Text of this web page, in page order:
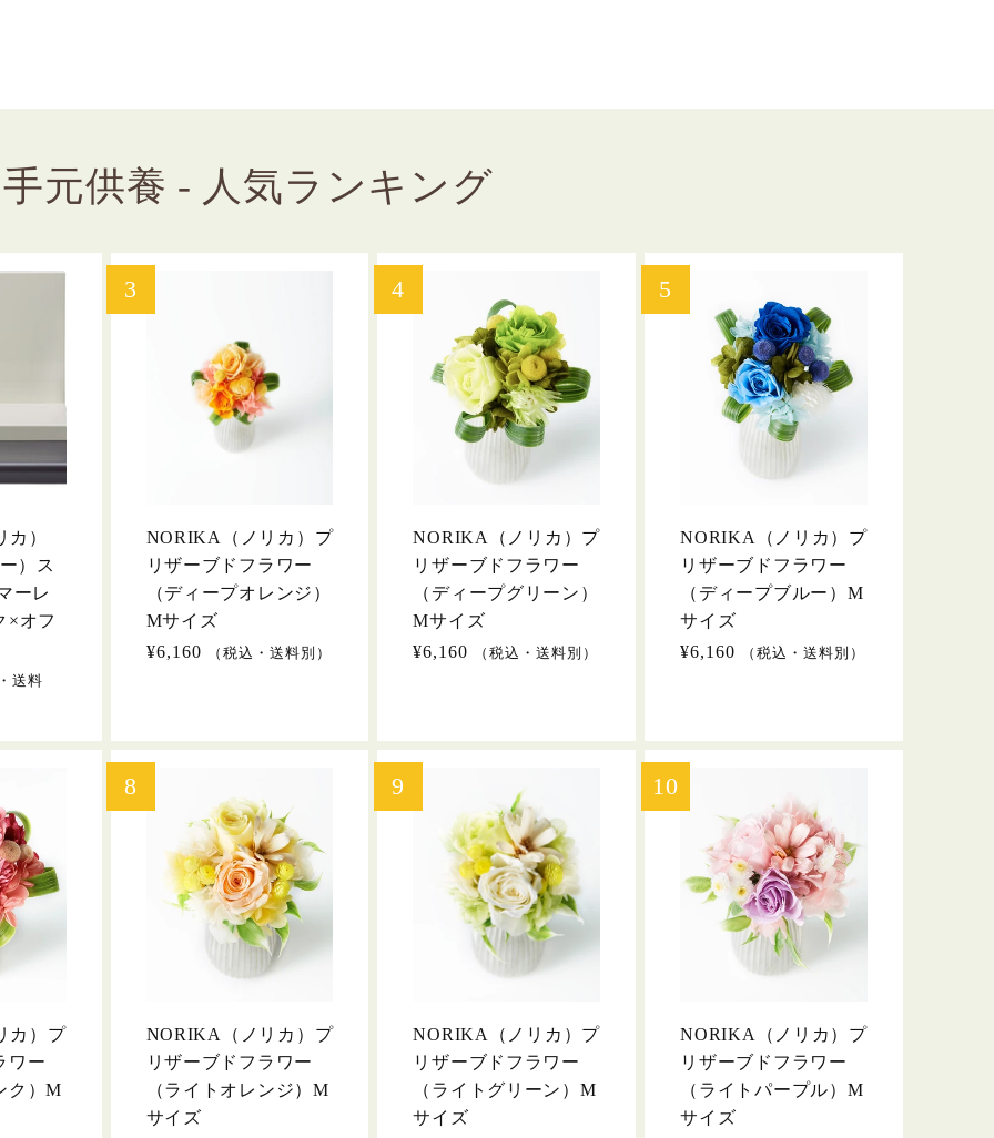
手元供養 - 人気ランキング
）
）ス
ーレ
×オフ
送料
NORIKA（ノリカ）プ
リザーブドフラワー
（ディープオレンジ）
Mサイズ
通
¥6,160 （税込・送料別）
NORIKA（ノリカ）プ
リザーブドフラワー
（ディープグリーン）
Mサイズ
通
¥6,160 （税込・送料別）
NORIKA（ノリカ）プ
リザーブドフラワー
（ディープブルー）M
サイズ
通
¥6,160 （税込・送料別）
カ）プ
ワー
ク）M
NORIKA（ノリカ）プ
リザーブドフラワー
（ライトオレンジ）M
サイズ
NORIKA（ノリカ）プ
リザーブドフラワー
（ライトグリーン）M
サイズ
NORIKA（ノリカ）プ
リザーブドフラワー
（ライトパープル）M
サイズ